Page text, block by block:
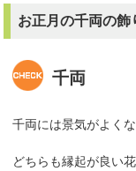
お正月の千両の飾
千両
千両には景気がよく
どちらも縁起が良い